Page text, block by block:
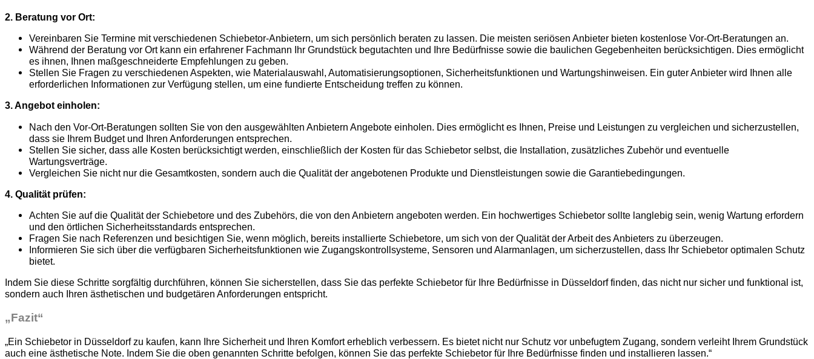
2. Beratung vor Ort:
Vereinbaren Sie Termine mit verschiedenen Schiebetor-Anbietern, um sich persönlich beraten zu lassen. Die meisten seriösen Anbieter bieten kostenlose Vor-Ort-Beratungen an.
Während der Beratung vor Ort kann ein erfahrener Fachmann Ihr Grundstück begutachten und Ihre Bedürfnisse sowie die baulichen Gegebenheiten berücksichtigen. Dies ermöglicht
es ihnen, Ihnen maßgeschneiderte Empfehlungen zu geben.
Stellen Sie Fragen zu verschiedenen Aspekten, wie Materialauswahl, Automatisierungsoptionen, Sicherheitsfunktionen und Wartungshinweisen. Ein guter Anbieter wird Ihnen alle
erforderlichen Informationen zur Verfügung stellen, um eine fundierte Entscheidung treffen zu können.
3. Angebot einholen:
Nach den Vor-Ort-Beratungen sollten Sie von den ausgewählten Anbietern Angebote einholen. Dies ermöglicht es Ihnen, Preise und Leistungen zu vergleichen und sicherzustellen,
dass sie Ihrem Budget und Ihren Anforderungen entsprechen.
Stellen Sie sicher, dass alle Kosten berücksichtigt werden, einschließlich der Kosten für das Schiebetor selbst, die Installation, zusätzliches Zubehör und eventuelle
Wartungsverträge.
Vergleichen Sie nicht nur die Gesamtkosten, sondern auch die Qualität der angebotenen Produkte und Dienstleistungen sowie die Garantiebedingungen.
4. Qualität prüfen:
Achten Sie auf die Qualität der Schiebetore und des Zubehörs, die von den Anbietern angeboten werden. Ein hochwertiges Schiebetor sollte langlebig sein, wenig Wartung erfordern
und den örtlichen Sicherheitsstandards entsprechen.
Fragen Sie nach Referenzen und besichtigen Sie, wenn möglich, bereits installierte Schiebetore, um sich von der Qualität der Arbeit des Anbieters zu überzeugen.
Informieren Sie sich über die verfügbaren Sicherheitsfunktionen wie Zugangskontrollsysteme, Sensoren und Alarmanlagen, um sicherzustellen, dass Ihr Schiebetor optimalen Schutz
bietet.
Indem Sie diese Schritte sorgfältig durchführen, können Sie sicherstellen, dass Sie das perfekte Schiebetor für Ihre Bedürfnisse in Düsseldorf finden, das nicht nur sicher und funktional ist,
sondern auch Ihren ästhetischen und budgetären Anforderungen entspricht.
„Fazit“
„Ein Schiebetor in Düsseldorf zu kaufen, kann Ihre Sicherheit und Ihren Komfort erheblich verbessern. Es bietet nicht nur Schutz vor unbefugtem Zugang, sondern verleiht Ihrem Grundstück
auch eine ästhetische Note. Indem Sie die oben genannten Schritte befolgen, können Sie das perfekte Schiebetor für Ihre Bedürfnisse finden und installieren lassen.“